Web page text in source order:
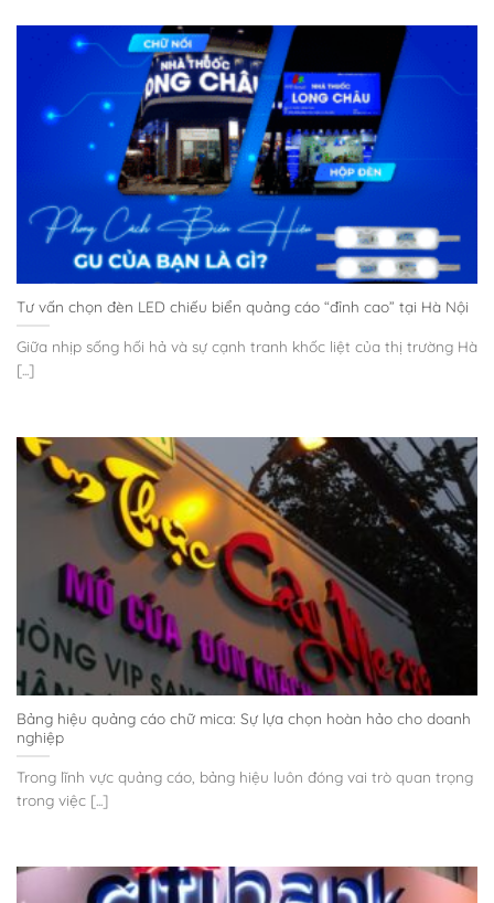
Tư vấn chọn đèn LED chiếu biển quảng cáo “đỉnh cao” tại Hà Nội
Giữa nhịp sống hối hả và sự cạnh tranh khốc liệt của thị trường Hà
[...]
Bảng hiệu quảng cáo chữ mica: Sự lựa chọn hoàn hảo cho doanh
nghiệp
Trong lĩnh vực quảng cáo, bảng hiệu luôn đóng vai trò quan trọng
trong việc [...]